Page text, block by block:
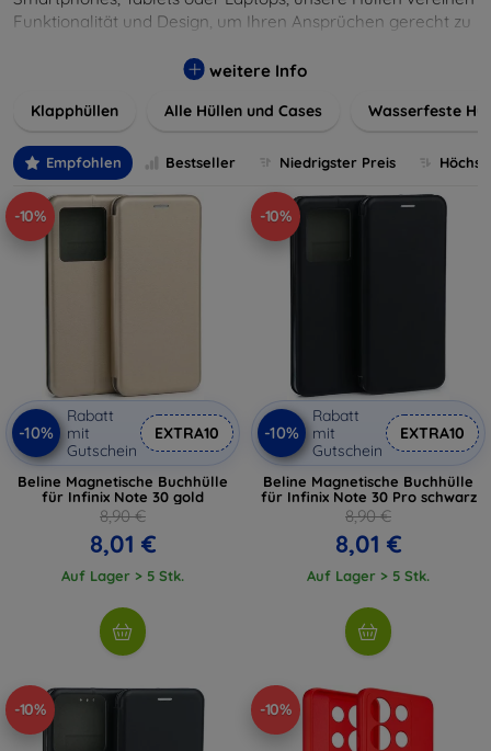
Funktionalität und Design, um Ihren Ansprüchen gerecht zu
Farben, um Ihren persönlichen Stil perfekt zu
weitere Info
Klapphüllen Alle Hüllen und Cases Wasserfeste
Empfohlen Bestseller Niedrigster Preis
-10%
-10%
Rabatt
mit
Gutschein
EXTRA10
Beline Magnetische Buchhülle
für Infinix Note 30 gold
8,90 €
8,01 €
Auf Lager > 5 Stk.
-10%
-10%
Rabatt
mit
Gutschein
EXTRA10
Beline Magnetische Buchhülle
für Infinix Note 30 Pro schwarz
8,90 €
8,01 €
Auf Lager > 5 Stk.
-10% -10%